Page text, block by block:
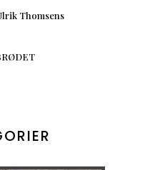
Thomsens